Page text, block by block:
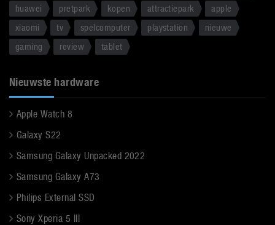
huawei
pretpark kopen attractiepark
apple
xiaomi
tv spelcomputer playstation
nieuwe
gaming
review tablet
Nieuwste hardware
Apple Watch 8
Galaxy S22
Samsung Galaxy Unpacked 2022
Samsung Galaxy A73
Philips External SSD
Sony Xperia 5 III